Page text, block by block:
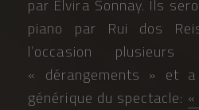
par Elvira Sonnay. Ils
piano par Rui dos
l’occasion plusieurs
« dérangements » et
générique du spectacle: